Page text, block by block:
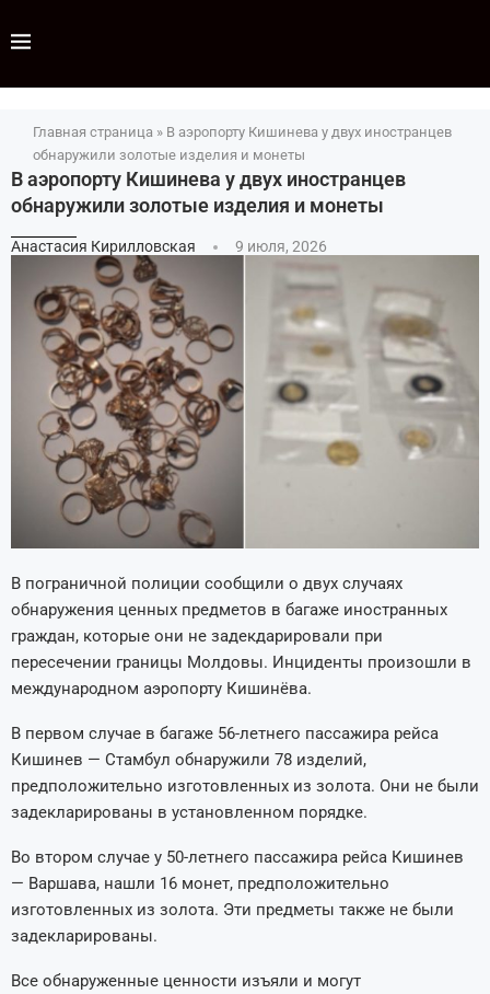
Главная страница » В аэропорту Кишинева у двух иностранцев
обнаружили золотые изделия и монеты
В аэропорту Кишинева у двух иностранцев
обнаружили золотые изделия и монеты
Анастасия Кирилловская 9 июля, 2026
В пограничной полиции сообщили о двух случаях
обнаружения ценных предметов в багаже иностранных
граждан, которые они не задекдарировали при
пересечении границы Молдовы. Инциденты произошли в
международном аэропорту Кишинёва.
В первом случае в багаже 56-летнего пассажира рейса
Кишинев — Стамбул обнаружили 78 изделий,
предположительно изготовленных из золота. Они не были
задекларированы в установленном порядке.
Во втором случае у 50-летнего пассажира рейса Кишинев
— Варшава, нашли 16 монет, предположительно
изготовленных из золота. Эти предметы также не были
задекларированы.
Все обнаруженные ценности изъяли и могут